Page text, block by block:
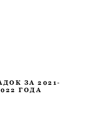
ЗА 2021-
ГОДА